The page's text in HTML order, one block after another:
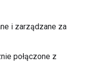
i zarządzane za
połączone z